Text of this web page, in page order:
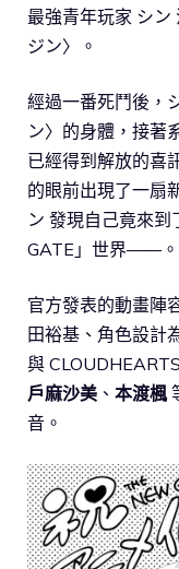
最強青年玩家 シン
ジン〉。
經過一番死鬥後，
ン〉的身體，接著
已經得到解放的喜
的眼前出現了一扇
ン 發現自己竟來
GATE」世界——。
官方發表的動畫陣
田裕基、角色設計
與
戶麻沙美 、 本渡楓
音。